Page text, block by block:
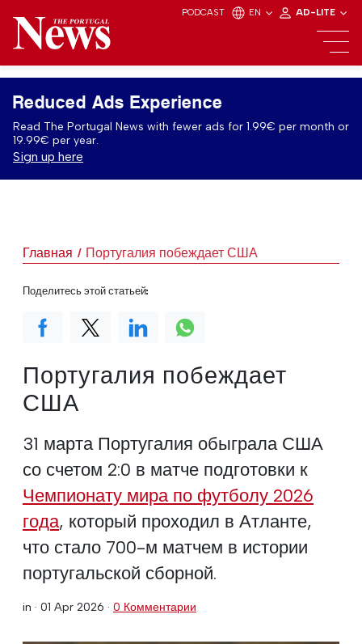
PODCAST EN AD-LITE
Reduced Ads Experience
Read The Portugal News with fewer ads for 1.99€ per month or
19.99€ per year.
Sign up here
Главная Португалия побеждает США
Португалия побеждает
США
31 марта Португалия обыграла США
со счетом 2:0 в матче подготовки к
Чемпионату мира по футболу 2026
года, который проходил в Атланте,
что стало 700-м матчем в истории
португальской сборной.
in · 01 Apr 2026 · 0 Комментарии
Поделитесь этой статьей: